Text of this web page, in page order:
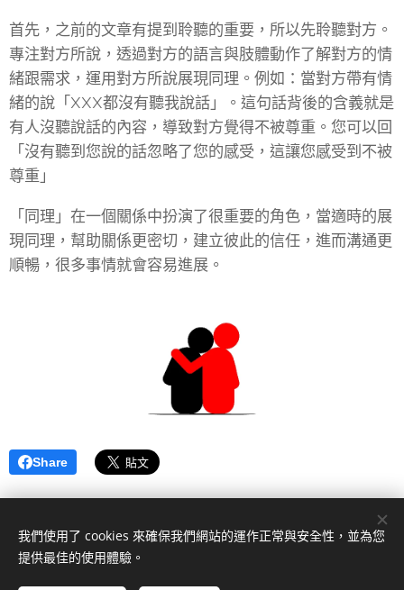
首先，之前的文章有提到聆聽的重要，所以先聆聽對方。
專注對方所說，透過對方的語言與肢體動作了解對方的情
緒跟需求，運用對方所說展現同理。例如：當對方帶有情
緒的說「XXX都沒有聽我說話」。這句話背後的含義就是
有人沒聽說話的內容，導致對方覺得不被尊重。您可以回
「沒有聽到您說的話忽略了您的感受，這讓您感受到不被
尊重」
「同理」在一個關係中扮演了很重要的角色，當適時的展
現同理，幫助關係更密切，建立彼此的信任，進而溝通更
順暢，很多事情就會容易進展。
Share
KTA 智用國際有限公司， 登記地址臺北市天母西路3號7樓之16，聯
我們使用了 cookies 來確保我們網站的運作正常與安全性，並為您
提供最佳的使用體驗。